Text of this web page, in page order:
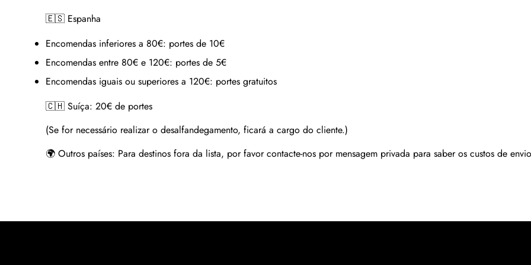
🇪🇸 Espanha
Encomendas inferiores a 80€: portes de 10€
Encomendas entre 80€ e 120€: portes de 5€
Encomendas iguais ou superiores a 120€: portes gratuitos
🇨🇭 Suíça: 20€ de portes
(Se for necessário realizar o desalfandegamento, ficará a cargo do cliente.)
🌍 Outros países: Para destinos fora da lista, por favor contacte-nos por mensagem privada para saber os custos de